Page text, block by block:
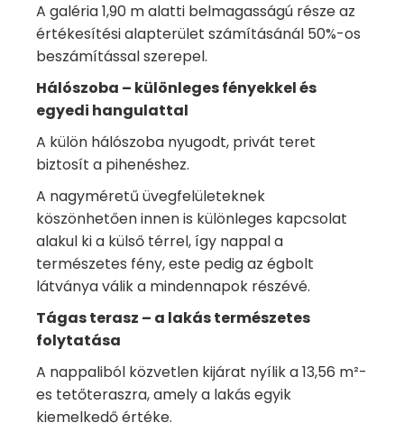
A galéria 1,90 m alatti belmagasságú része az
értékesítési alapterület számításánál 50%-os
beszámítással szerepel.
Hálószoba – különleges fényekkel és
egyedi hangulattal
A külön hálószoba nyugodt, privát teret
biztosít a pihenéshez.
A nagyméretű üvegfelületeknek
köszönhetően innen is különleges kapcsolat
alakul ki a külső térrel, így nappal a
természetes fény, este pedig az égbolt
látványa válik a mindennapok részévé.
Tágas terasz – a lakás természetes
folytatása
A nappaliból közvetlen kijárat nyílik a 13,56 m²-
es tetőteraszra, amely a lakás egyik
kiemelkedő értéke.